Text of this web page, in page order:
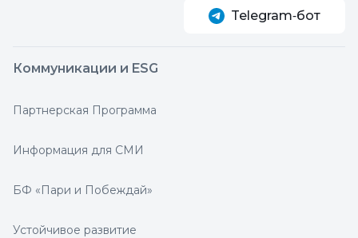
Telegram‑бот
Коммуникации и ESG
Партнерская Программа
Информация для СМИ
БФ «Пари и Побеждай»
Устойчивое развитие